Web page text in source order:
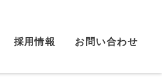
採用情報 お問い合わせ